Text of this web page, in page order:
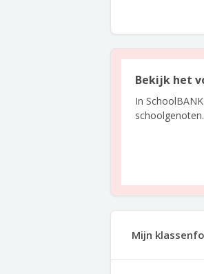
Bekijk het
In
Mijn